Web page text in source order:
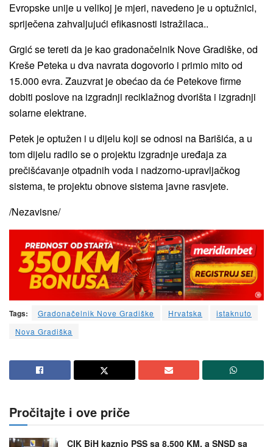
Evropske unije u velikoj je mjeri, navedeno je u optužnici,
spriječena zahvaljujući efikasnosti istražilaca..
Grgić se tereti da je kao gradonačelnik Nove Gradiške, od
Kreše Peteka u dva navrata dogovorio i primio mito od
15.000 evra. Zauzvrat je obećao da će Petekove firme
dobiti poslove na izgradnji reciklažnog dvorišta i izgradnji
solarne elektrane.
Petek je optužen i u dijelu koji se odnosi na Barišića, a u
tom dijelu radilo se o projektu izgradnje uređaja za
prečišćavanje otpadnih voda i nadzorno-upravljačkog
sistema, te projektu obnove sistema javne rasvjete.
/Nezavisne/
Tags: Gradonačelnik Nove Gradiške Hrvatska
istaknuto
Nova Gradiška
Pročitajte i ove priče
CIK BiH kaznio PSS sa 8.500 KM, a SNSD sa